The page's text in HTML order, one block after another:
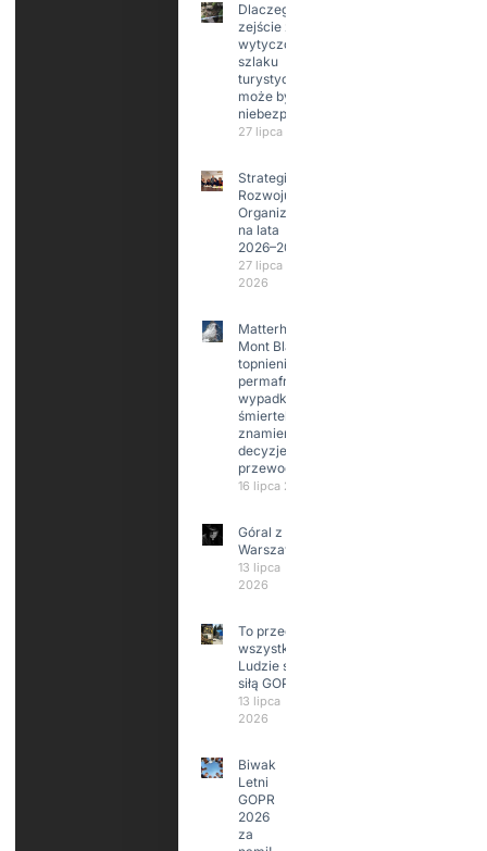
Dlaczego
zejście z
wytyczonego
szlaku
turystycznego
może być
niebezpieczne?
27 lipca 2026
Strategia
Rozwoju
Organizacji
na lata
2026–2029
27 lipca
2026
Matterhorn i
Mont Blanc:
topnienie
permafrost,
wypadki
śmiertelne,
znamienne
decyzje
przewodników
16 lipca 2026
Góral z
Warszawy.
13 lipca
2026
To przede
wszystkim
Ludzie są
siłą GOPR
13 lipca
2026
Biwak
Letni
GOPR
2026
za